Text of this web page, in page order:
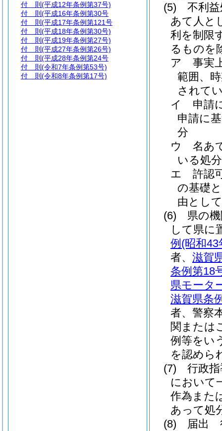
(5)
不利
あて人と
利を制限
るものを
ア
事実
範囲、
されて
イ
申請
申請に
分
ウ
名あ
いる処分
エ
許認
の基礎
由とし
(6)
県の
して県に
例 (昭和43
者、 滋賀
条例第18
県モータ
滋賀県条
者、警察
関または
例等をい
を認めら
(7)
行政
において
作為また
あって処
(8)
届出
付 則 (平成12年条例第37号)
付 則 (平成16年条例第30号
付 則 (平成17年条例第121号
付 則 (平成18年条例第30号)
付 則 (平成19年条例第27号)
付 則 (平成27年条例第26号)
付 則 (平成28年条例第24号
付 則 (令和7年条例第53号)
付 則 (令和8年条例第17号)